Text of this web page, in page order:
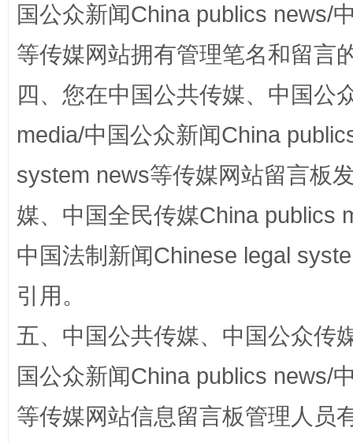
漫山遍野的桃花与雪山、麦地、白藏房
招工难、用工荒背后
国公众新闻China publics news/
等传媒网站拥有管理笔名和留言
四、您在中国公共传媒、中国公
media/中国公众新闻China
system news等传媒网站留言板
媒、中国全民传媒China publics
中国法制新闻Chinese legal
引用。
五、中国公共传媒、中国公众传
国公众新闻China publics news/
等传媒网站信息留言板管理人员